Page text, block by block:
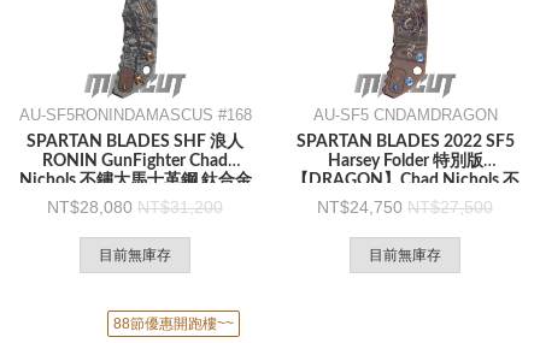
AU-SF5RONINDAMASCUS #168
SPARTAN BLADES SHF 浪人
RONIN GunFighter Chad
Nichols 不鏽大馬士革鋼 鈦合金
柄-折刀
28,080 31,200
目前無庫存
AU-SF5 CNDAMDRAGON
SPARTAN BLADES 2022 SF5
Harsey Folder 特別版
【DRAGON】Chad Nichols 不
銹大馬士革鋼 -折刀
24,750 27,500
目前無庫存
88節優惠開跑樓~~